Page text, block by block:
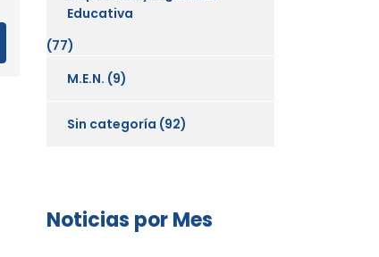
Educativa
(77)
M.E.N. (9)
Sin categoría (92)
Noticias por Mes